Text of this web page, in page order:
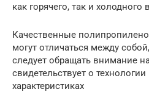
как горячего, так и холодного
Качественные
могут отличаться между
следует обращать внимание
свидетельствует о
характеристиках